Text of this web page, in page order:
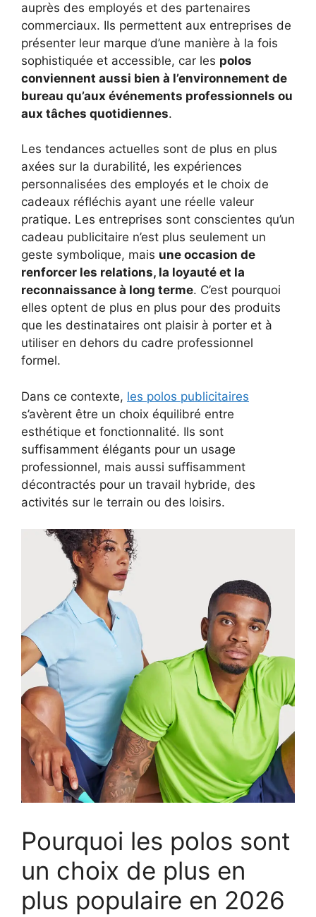
auprès des employés et des partenaires
commerciaux. Ils permettent aux entreprises de
présenter leur marque d’une manière à la fois
sophistiquée et accessible, car les polos
conviennent aussi bien à l’environnement de
bureau qu’aux événements professionnels ou
aux tâches quotidiennes.
Les tendances actuelles sont de plus en plus
axées sur la durabilité, les expériences
personnalisées des employés et le choix de
cadeaux réfléchis ayant une réelle valeur
pratique. Les entreprises sont conscientes qu’un
cadeau publicitaire n’est plus seulement un
geste symbolique, mais une occasion de
renforcer les relations, la loyauté et la
reconnaissance à long terme. C’est pourquoi
elles optent de plus en plus pour des produits
que les destinataires ont plaisir à porter et à
utiliser en dehors du cadre professionnel
formel.
Dans ce contexte, les polos publicitaires
s’avèrent être un choix équilibré entre
esthétique et fonctionnalité. Ils sont
suffisamment élégants pour un usage
professionnel, mais aussi suffisamment
décontractés pour un travail hybride, des
activités sur le terrain ou des loisirs.
Pourquoi les polos sont
un choix de plus en
plus populaire en 2026